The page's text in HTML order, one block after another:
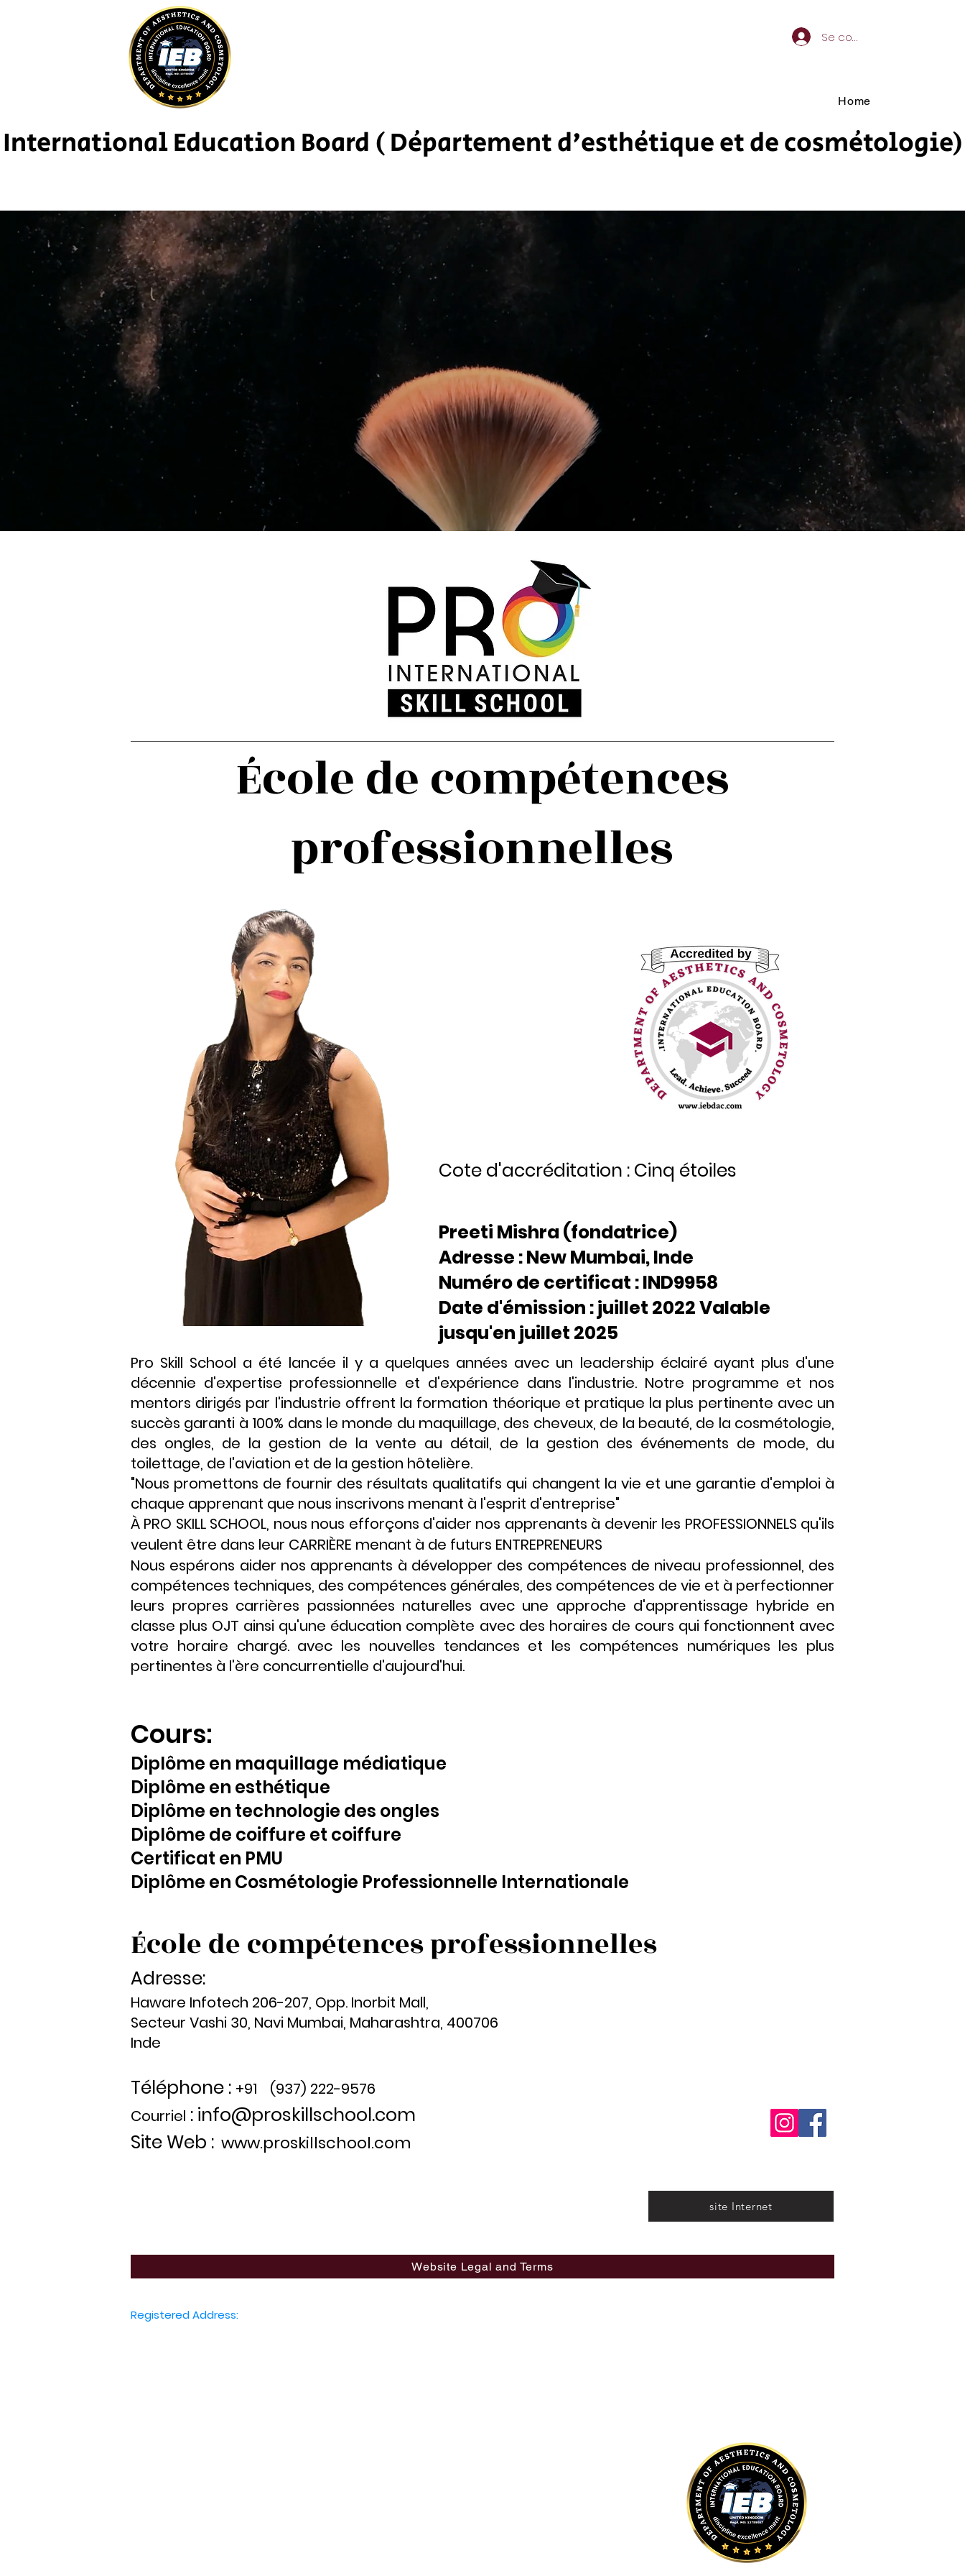
Se connecter
Home
International Education Board (Département d'esthétique et de cosmétologie)
École de compétences
professionnelles
Cote d'accréditation : Cinq étoiles
Preeti Mishra (fondatrice)
Adresse : New Mumbai, Inde
Numéro de certificat : IND9958
Date d'émission : juillet 2022 Valable
jusqu'en juillet 2025
Pro Skill School a été lancée il y a quelques années avec un leadership éclairé ayant plus d'une
décennie d'expertise professionnelle et d'expérience dans l'industrie. Notre programme et nos
mentors dirigés par l'industrie offrent la formation théorique et pratique la plus pertinente avec un
succès garanti à 100% dans le monde du maquillage, des cheveux, de la beauté, de la cosmétologie,
des ongles, de la gestion de la vente au détail, de la gestion des événements de mode, du
toilettage, de l'aviation et de la gestion hôtelière.
"Nous promettons de fournir des résultats qualitatifs qui changent la vie et une garantie d'emploi à
chaque apprenant que nous inscrivons menant à l'esprit d'entreprise"
À PRO SKILL SCHOOL, nous nous efforçons d'aider nos apprenants à devenir les PROFESSIONNELS qu'ils
veulent être dans leur CARRIÈRE menant à de futurs ENTREPRENEURS
Nous espérons aider nos apprenants à développer des compétences de niveau professionnel, des
compétences techniques, des compétences générales, des compétences de vie et à perfectionner
leurs propres carrières passionnées naturelles avec une approche d'apprentissage hybride en
classe plus OJT ainsi qu'une éducation complète avec des horaires de cours qui fonctionnent avec
votre horaire chargé. avec les nouvelles tendances et les compétences numériques les plus
pertinentes à l'ère concurrentielle d'aujourd'hui.
Cours:
Diplôme en maquillage médiatique
Diplôme en esthétique
Diplôme en technologie des ongles
Diplôme de coiffure et coiffure
Certificat en PMU
Diplôme en Cosmétologie Professionnelle Internationale
École de compétences professionnelles
Adresse:
Haware Infotech 206-207, Opp. Inorbit Mall,
Secteur Vashi 30, Navi Mumbai, Maharashtra, 400706
Inde
Téléphone : +91
(937) 222-9576
Courriel : info@proskillschool.com
Site Web : www.proskillschool.com
site Internet
Website Legal and Terms
Registered Address: